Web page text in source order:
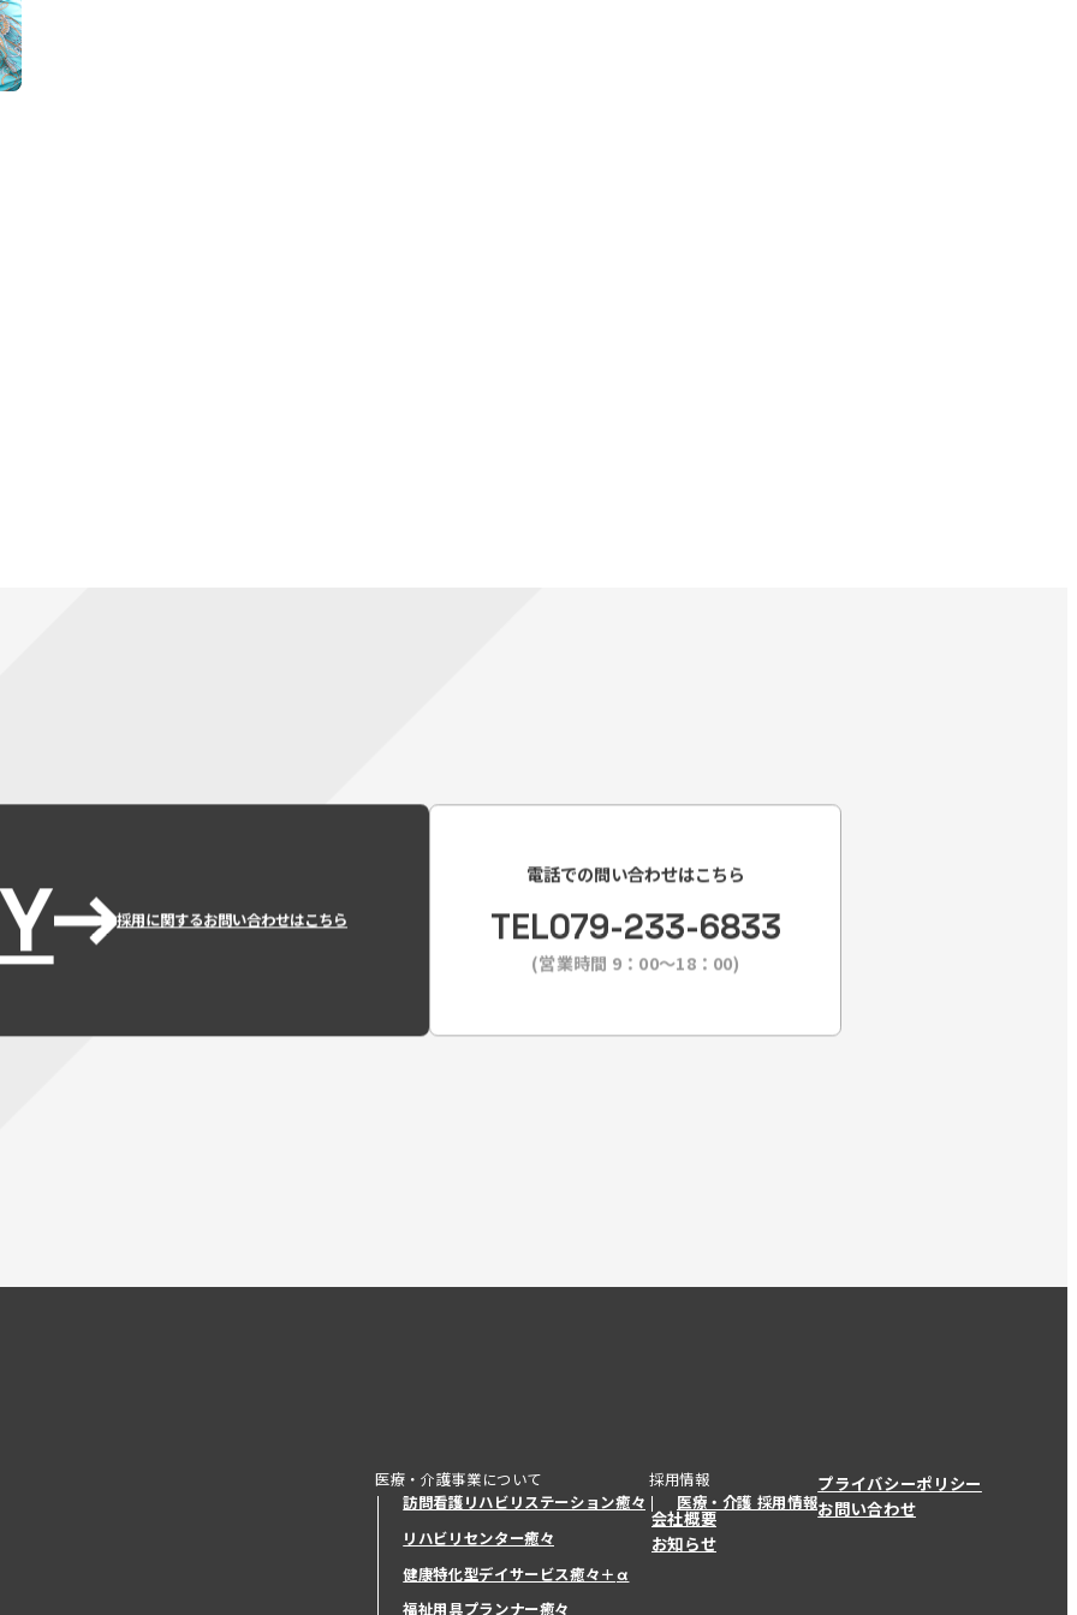
採用に関するお問い合わせはこちら
電話での問い合わせはこちら
TEL079-233-6833
(営業時間 9：00〜18：00)
医療・介護事業について
訪問看護リハビリステーション癒々
リハビリセンター癒々
健康特化型デイサービス癒々＋α
健康特化型デイサービス癒々＋
福祉用具プランナー癒々
採用情報
医療・介護 採用情報
会社概要
お知らせ
プライバシーポリシー
お問い合わせ